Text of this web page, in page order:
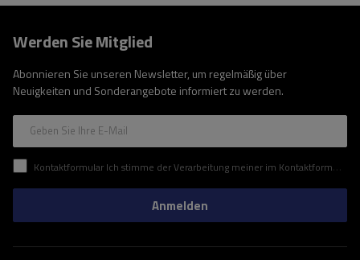
Werden Sie Mitglied
Abonnieren Sie unseren Newsletter, um regelmäßig über
Neuigkeiten und Sonderangebote informiert zu werden.
Geben Sie Ihre E-Mail
Kontaktformular Ich stimme der Verarbeitung meiner im Kontaktformular enthaltenen personenbezogenen Daten gemäß der Verordnung (EU) des Europäischen Parlaments und des Rates zu.
Anmelden